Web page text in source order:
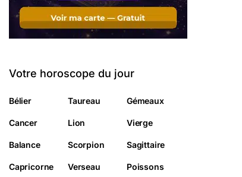
Votre horoscope du jour
Bélier Taureau Gémeaux
Cancer Lion Vierge
Balance Scorpion Sagittaire
Capricorne Verseau Poissons